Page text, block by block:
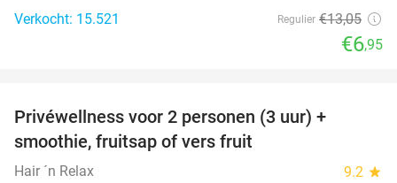
Verkocht: 15.521
Regulier €13,05
€6,95
Privéwellness voor 2 personen (3 uur) +
smoothie, fruitsap of vers fruit
Hair ´n Relax 9.2 star